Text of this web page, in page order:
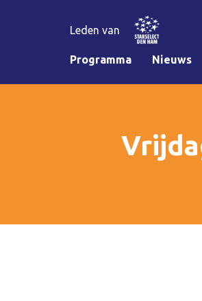
Leden van
Programma Nieuws